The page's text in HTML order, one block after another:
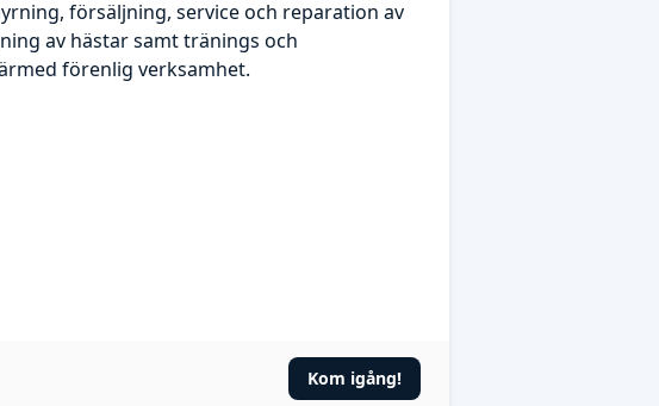
försäljning, service och reparation av
av hästar samt tränings och
förenlig verksamhet.
Kom igång!